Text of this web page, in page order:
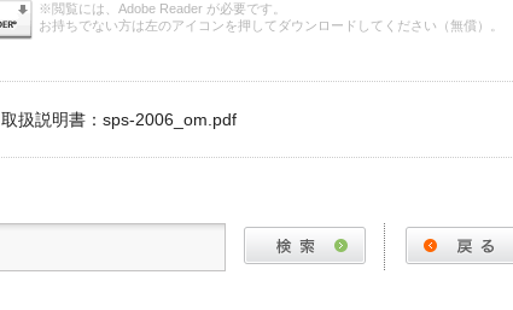
※閲覧には、Adobe Reader が必要です。
お持ちでない方は左のアイコンを押してダウンロードしてください（無償）。
取扱説明書：sps-2006_om.pdf